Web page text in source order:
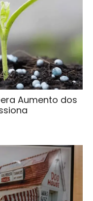
Aumento dos